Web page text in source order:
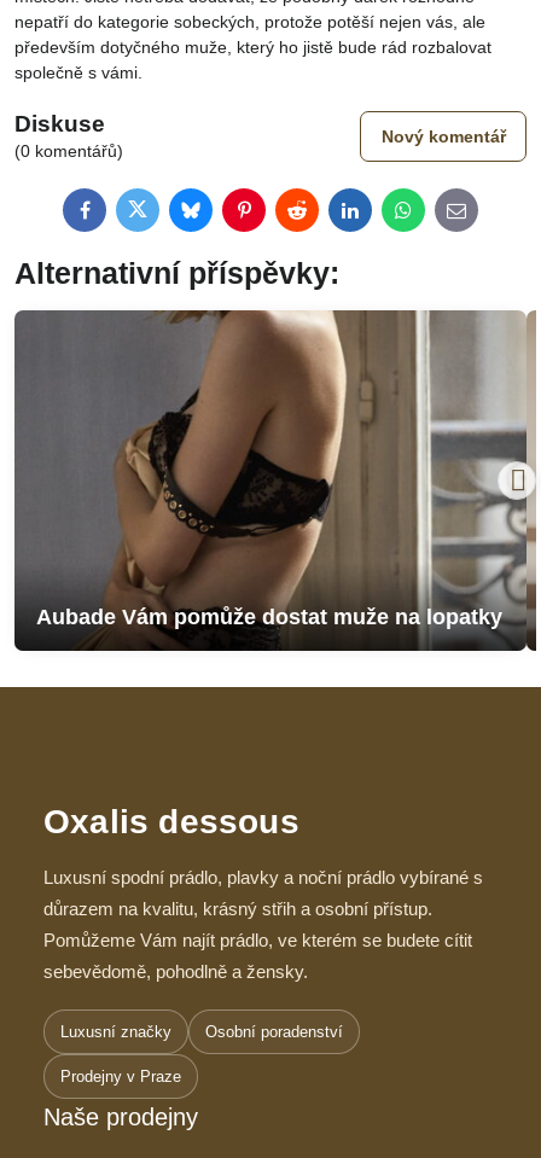
nepatří do kategorie sobeckých, protože potěší nejen vás, ale
především dotyčného muže, který ho jistě bude rád rozbalovat
společně s vámi.
Diskuse
(0 komentářů)
Nový komentář
FacebookTwitterBlueskyPinterestRedditLinkedInWhatsApp
E-
mail
Alternativní příspěvky:
Aubade Vám pomůže dostat muže na lopatky
Oxalis dessous
Luxusní spodní prádlo, plavky a noční prádlo vybírané s
důrazem na kvalitu, krásný střih a osobní přístup.
Pomůžeme Vám najít prádlo, ve kterém se budete cítit
sebevědomě, pohodlně a žensky.
Luxusní značky Osobní poradenství
Prodejny v Praze
Naše prodejny